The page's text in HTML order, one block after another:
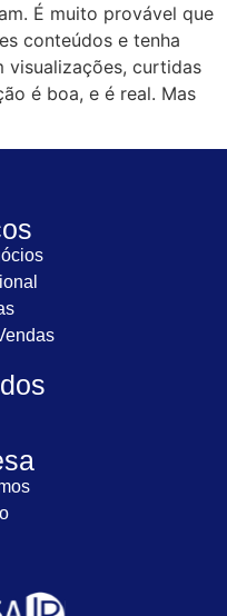
É muito provável que
conteúdos e tenha
visualizações, curtidas
é boa, e é real. Mas